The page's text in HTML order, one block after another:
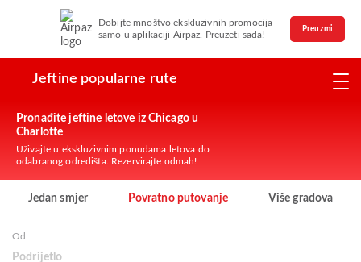
Dobijte mnoštvo ekskluzivnih promocija
samo u aplikaciji Airpaz. Preuzeti sada!
Preuzmi
Jeftine popularne rute
Pronađite jeftine letove iz Chicago u
Charlotte
Uživajte u ekskluzivnim ponudama letova do
odabranog odredišta. Rezervirajte odmah!
Jedan smjer Povratno putovanje Više gradova
Od
Podrijetlo